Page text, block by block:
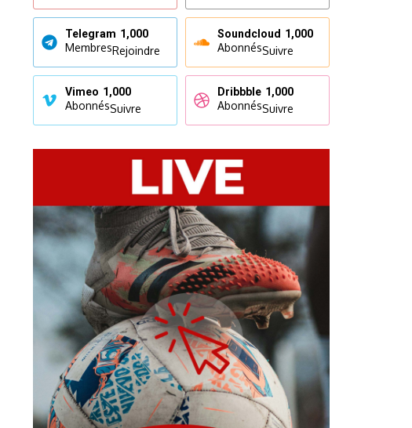
Telegram 1,000
MembresRejoindre
Soundcloud 1,000
AbonnésSuivre
Vimeo 1,000
AbonnésSuivre
Dribbble 1,000
AbonnésSuivre